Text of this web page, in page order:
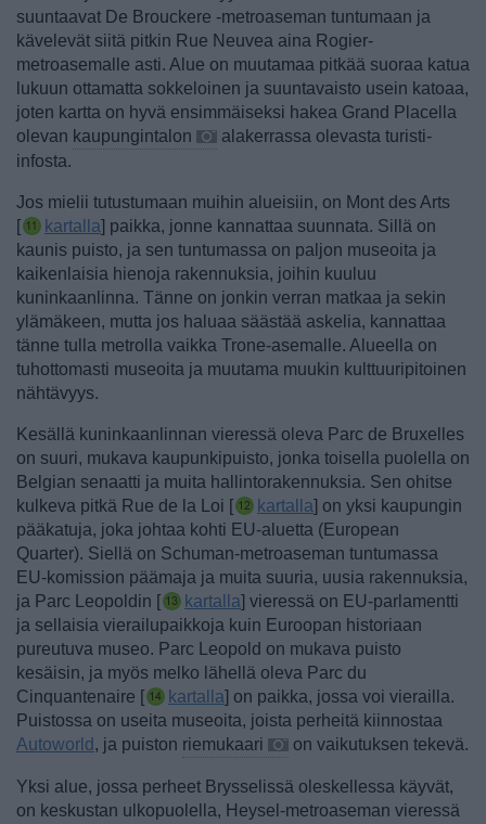
suuntaavat De Brouckere -metroaseman tuntumaan ja
kävelevät siitä pitkin Rue Neuvea aina Rogier-
metroasemalle asti. Alue on muutamaa pitkää suoraa katua
lukuun ottamatta sokkeloinen ja suuntavaisto usein katoaa,
joten kartta on hyvä ensimmäiseksi hakea Grand Placella
olevan kaupungintalon
alakerrassa olevasta turisti-
infosta.
Jos mielii tutustumaan muihin alueisiin, on Mont des Arts
[
kartalla] paikka, jonne kannattaa suunnata. Sillä on
kaunis puisto, ja sen tuntumassa on paljon museoita ja
kaikenlaisia hienoja rakennuksia, joihin kuuluu
kuninkaanlinna. Tänne on jonkin verran matkaa ja sekin
ylämäkeen, mutta jos haluaa säästää askelia, kannattaa
tänne tulla metrolla vaikka Trone-asemalle. Alueella on
tuhottomasti museoita ja muutama muukin kulttuuripitoinen
nähtävyys.
Kesällä kuninkaanlinnan vieressä oleva Parc de Bruxelles
on suuri, mukava kaupunkipuisto, jonka toisella puolella on
Belgian senaatti ja muita hallintorakennuksia. Sen ohitse
kulkeva pitkä Rue de la Loi [ kartalla] on yksi kaupungin
pääkatuja, joka johtaa kohti EU-aluetta (European
Quarter). Siellä on Schuman-metroaseman tuntumassa
EU-komission päämaja ja muita suuria, uusia rakennuksia,
ja Parc Leopoldin [ kartalla] vieressä on EU-parlamentti
ja sellaisia vierailupaikkoja kuin Euroopan historiaan
pureutuva museo. Parc Leopold on mukava puisto
kesäisin, ja myös melko lähellä oleva Parc du
Cinquantenaire [
kartalla] on paikka, jossa voi vierailla.
Puistossa on useita museoita, joista perheitä kiinnostaa
Autoworld , ja puiston riemukaari on vaikutuksen tekevä.
Yksi alue, jossa perheet Brysselissä oleskellessa käyvät,
on keskustan ulkopuolella, Heysel-metroaseman vieressä